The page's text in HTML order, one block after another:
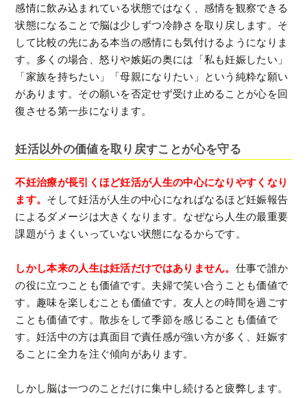
感情に飲み込まれている状態ではなく、感情を観察できる
状態になることで脳は少しずつ冷静さを取り戻します。そ
して比較の先にある本当の感情にも気付けるようになりま
す。多くの場合、怒りや嫉妬の奥には「私も妊娠したい」
「家族を持ちたい」「母親になりたい」という純粋な願い
があります。その願いを否定せず受け止めることが心を回
復させる第一歩になります。
妊活以外の価値を取り戻すことが心を守る
不妊治療が長引くほど妊活が人生の中心になりやすくなり
ます。 そして妊活が人生の中心になればなるほど妊娠報告
によるダメージは大きくなります。なぜなら人生の最重要
課題がうまくいっていない状態になるからです。
しかし本来の人生は妊活だけではありません。 仕事で誰か
の役に立つことも価値です。夫婦で笑い合うことも価値で
す。趣味を楽しむことも価値です。友人との時間を過ごす
ことも価値です。散歩をして季節を感じることも価値で
す。妊活中の方は真面目で責任感が強い方が多く、妊娠す
ることに全力を注ぐ傾向があります。
しかし脳は一つのことだけに集中し続けると疲弊します。